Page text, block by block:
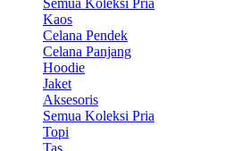
Kaos
Celana Pendek
Celana Panjang
Hoodie
Jaket
Aksesoris
Semua Koleksi Pria
Topi
Tas